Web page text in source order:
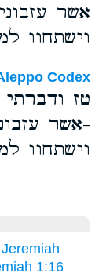
אשר
וישתחוו
Codex
טז
-אשר
וישתחוו
Jeremiah
1:16